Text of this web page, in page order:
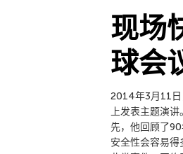
现场
球会
2014年3月11日
上发表主题演
先，他回顾了
安全性会容易